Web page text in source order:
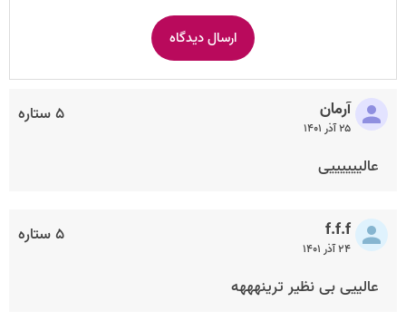
۵ ستاره آرمان
۲۵ آذر ۱۴۰۱
عالییییییی
۵ ستاره f.f.f
۲۴ آذر ۱۴۰۱
عالییی بی نظیر ترینهههه